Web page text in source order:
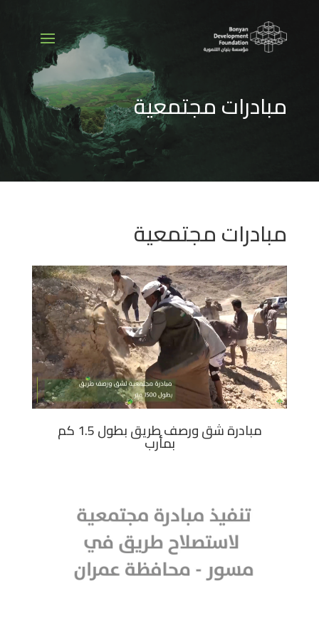
مبادرات مجتمعية
مبادرات مجتمعية
مبادرة شق ورصف طريق بطول 1.5 كم
بمأرب